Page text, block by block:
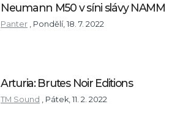
Neumann M50 v síni slávy NAMM
Panter , Pondělí, 18. 7. 2022
Arturia: Brutes Noir Editions
TM Sound , Pátek, 11. 2. 2022